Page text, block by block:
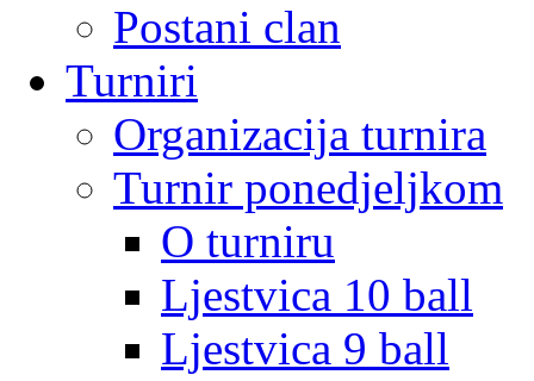
Postani clan
Turniri
Organizacija turnira
Turnir ponedjeljkom
O turniru
Ljestvica 10 ball
Ljestvica 9 ball